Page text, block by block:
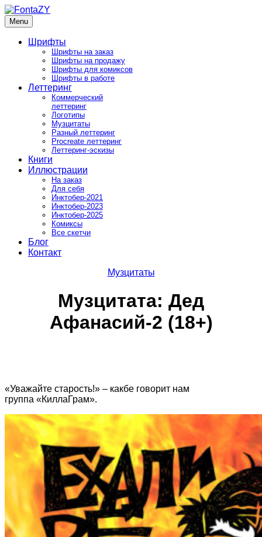
Skip
to
content
FontaZY
Fonts and pictures by Zakhar Yaschin
Menu
Шрифты
Шрифты на заказ
Шрифты на продажу
Шрифты для комиксов
Шрифты в работе
Леттеринг
Коммерческий
леттеринг
Логотипы
Музцитаты
Разный леттеринг
Procreate леттеринг
Леттеринг-эскизы
Книги
Иллюстрации
На заказ
Для себя
Инктобер-2021
Инктобер-2023
Инктобер-2025
Комиксы
Все скетчи
Блог
Контакт
Музцитаты
Музцитата: Дед
Афанасий-2 (18+)
«Уважайте старость!» – какбе говорит нам
группа «КиллаГрам».